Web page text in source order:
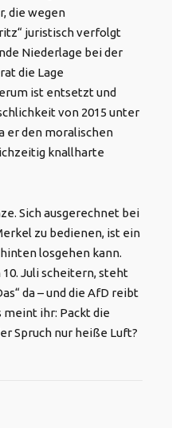
die wegen
juristisch verfolgt
Niederlage bei der
die Lage
ist entsetzt und
von 2015 unter
er den moralischen
knallharte
Sich ausgerechnet bei
zu bedienen, ist ein
losgehen kann.
Juli scheitern, steht
da – und die AfD reibt
meint ihr: Packt die
Spruch nur heiße Luft?